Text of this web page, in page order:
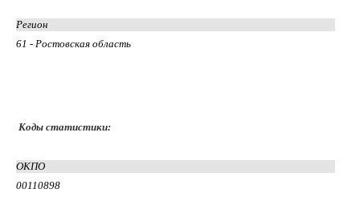
Регион
61 - Ростовская область
Коды статистики:
ОКПО
00110898